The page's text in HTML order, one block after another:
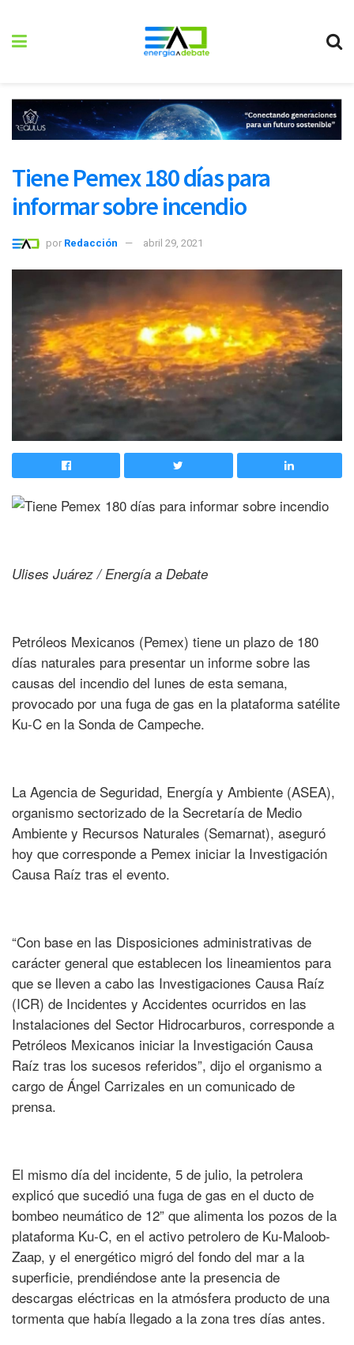
Tiene Pemex 180 días para
informar sobre incendio
por Redacción abril 29, 2021
Ulises Juárez / Energía a Debate
Petróleos Mexicanos (Pemex) tiene un plazo de 180
días naturales para presentar un informe sobre las
causas del incendio del lunes de esta semana,
provocado por una fuga de gas en la plataforma satélite
Ku-C en la Sonda de Campeche.
La Agencia de Seguridad, Energía y Ambiente (ASEA),
organismo sectorizado de la Secretaría de Medio
Ambiente y Recursos Naturales (Semarnat), aseguró
hoy que corresponde a Pemex iniciar la Investigación
Causa Raíz tras el evento.
“Con base en las Disposiciones administrativas de
carácter general que establecen los lineamientos para
que se lleven a cabo las Investigaciones Causa Raíz
(ICR) de Incidentes y Accidentes ocurridos en las
Instalaciones del Sector Hidrocarburos, corresponde a
Petróleos Mexicanos iniciar la Investigación Causa
Raíz tras los sucesos referidos”, dijo el organismo a
cargo de Ángel Carrizales en un comunicado de
prensa.
El mismo día del incidente, 5 de julio, la petrolera
explicó que sucedió una fuga de gas en el ducto de
bombeo neumático de 12” que alimenta los pozos de la
plataforma Ku-C, en el activo petrolero de Ku-Maloob-
Zaap, y el energético migró del fondo del mar a la
superficie, prendiéndose ante la presencia de
descargas eléctricas en la atmósfera producto de una
tormenta que había llegado a la zona tres días antes.